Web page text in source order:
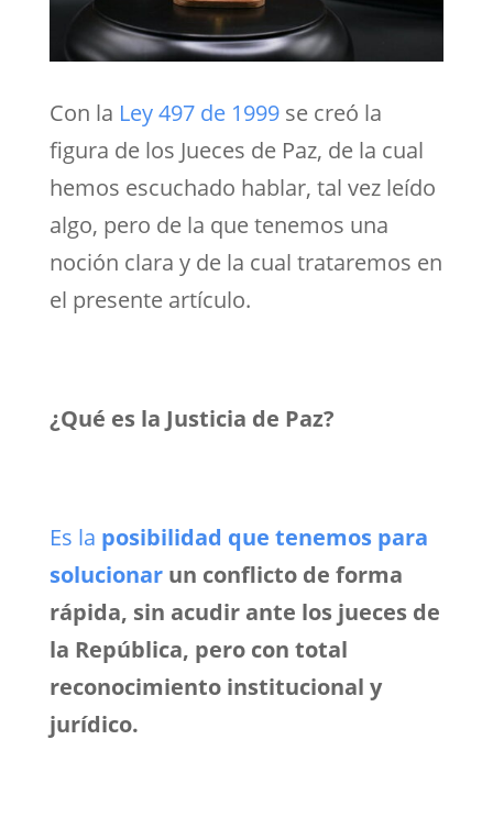
Con la Ley 497 de 1999 se creó la
figura de los Jueces de Paz, de la cual
hemos escuchado hablar, tal vez leído
algo, pero de la que tenemos una
noción clara y de la cual trataremos en
el presente artículo.
¿Qué es la Justicia de Paz?
Es la posibilidad que tenemos para
solucionarun conflicto de forma
rápida, sin acudir ante los jueces de
la República, pero con total
reconocimiento institucional y
jurídico.